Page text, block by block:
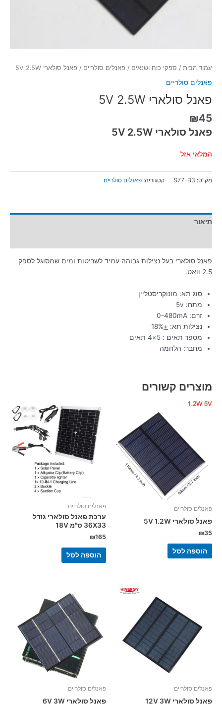
עמוד הבית / ספקי כוח ושנאים / פאנלים סולריים / פאנל סולארי 5V 2.5W
פאנלים סולריים
פאנל סולארי 5V 2.5W
₪45
פאנל סולארי 5V 2.5W
המלאי אזל
מק"ט: S77-B3 קטגוריה: פאנלים סולריים
תיאור
פאנל סולארי בעל נצילות גבוהה עמיד לשריטות ומים שמסוגל לספק
2.5 וואט.
סוג תא: מונוקריסטליין
מתח: 5v
זרם: 0-480mA
נצילות תא: +
18%
מספר תאים : 5×4 תאים
מחבר: הלחמה
מוצרים קשורים
פאנלים סולריים
פאנל סולארי 5V 1.2W
₪35
הוספה לסל
פאנלים סולריים
ערכת פאנל סולארי גודל
36X33 ס"מ 18V
₪165
הוספה לסל
פאנלים סולריים
פאנל סולארי 12V 3W
פאנלים סולריים
פאנל סולארי 6V 3W